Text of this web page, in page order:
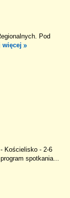
Pod
więcej
Kościelisko - 2-6
spotkania...